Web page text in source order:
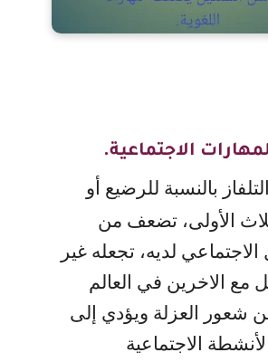
الاجتماعية.
بالنسبة للرضيع أو
الأولى، تضعف من
لديه، تجعله غير
مع الاخرين في العالم
شعور العزلة ويؤدي إلى
الاجتماعية